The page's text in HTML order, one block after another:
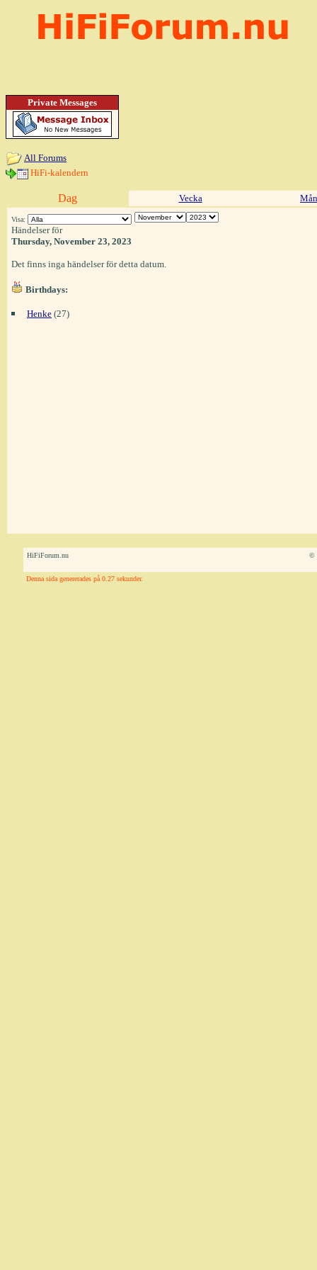
Private Messages
All Forums
HiFi-kalendern
Dag Vecka
Visa:
Händelser för
Thursday, November 23, 2023
Det finns inga händelser för detta datum.
Birthdays:
Henke (27)
HiFiForum.nu ©
Denna sida genererades på 0.27 sekunder.